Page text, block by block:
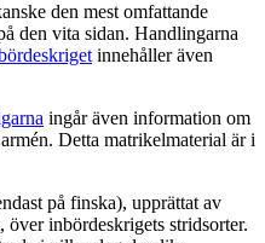
den mest omfattande
den vita sidan. Handlingarna
innehåller även
ingår även information om
Detta matrikelmaterial är i
på finska), upprättat av
inbördeskrigets stridsorter.